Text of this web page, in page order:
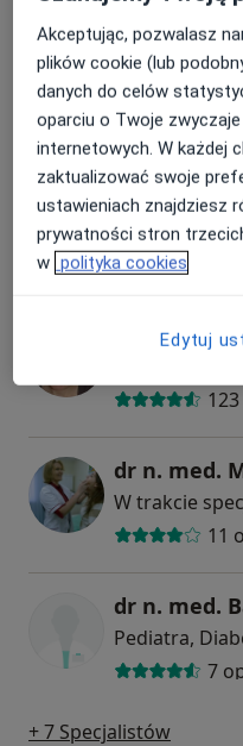
wszystkim pacjentom
ceny i jakości. Zależy
się prawidłowo, były
dr n. med.
Marek
Kardiolog
dr n. med.
dr n. med.
W trakcie
11
dr n. med.
Pediatra,
7
+ 7 Specjalistów
Akceptując, pozwalasz
plików cookie (lub
danych do celów
oparciu o Twoje
internetowych. W każdej
zaktualizować swoje
ustawieniach znajdziesz
prywatności stron
w polityka cookies
Edytuj